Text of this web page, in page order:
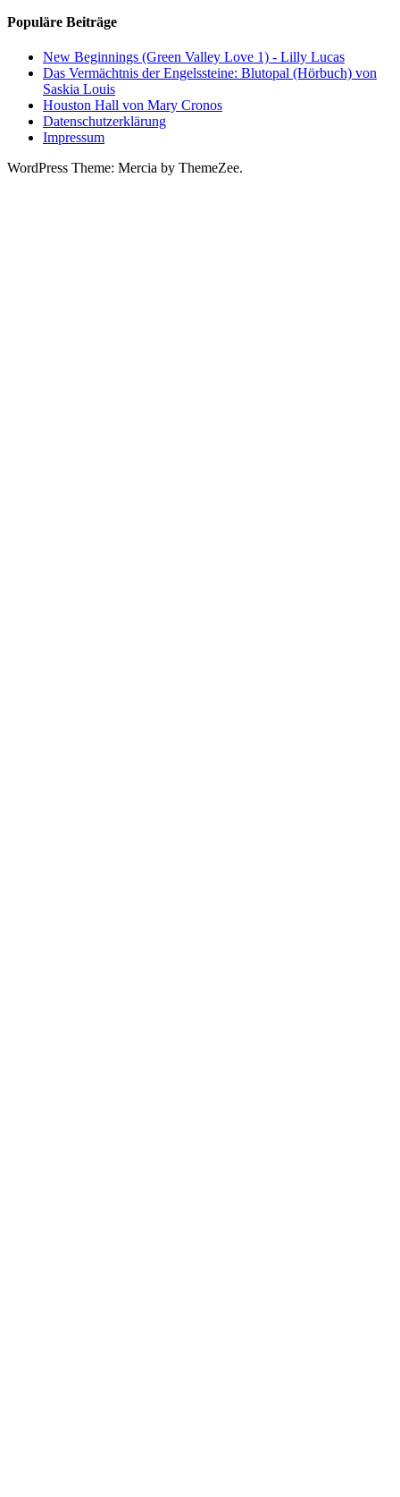
Populäre Beiträge
New Beginnings (Green Valley Love 1) - Lilly Lucas
Das Vermächtnis der Engelssteine: Blutopal (Hörbuch) von
Saskia Louis
Houston Hall von Mary Cronos
Datenschutzerklärung
Impressum
WordPress Theme: Mercia by ThemeZee.